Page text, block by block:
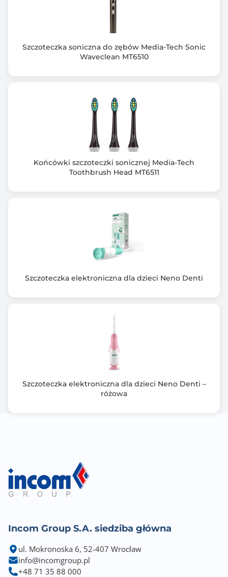
Masa szczoteczki z bazą: 166 g
Szczoteczka soniczna do zębów Media-Tech Sonic
Waveclean MT6510
Końcówki szczoteczki sonicznej Media-Tech
Toothbrush Head MT6511
Szczoteczka elektroniczna dla dzieci Neno Denti
Szczoteczka elektroniczna dla dzieci Neno Denti –
różowa
Incom Group S.A. siedziba główna
ul. Mokronoska 6, 52-407 Wrocław
info@incomgroup.pl
+48 71 35 88 000